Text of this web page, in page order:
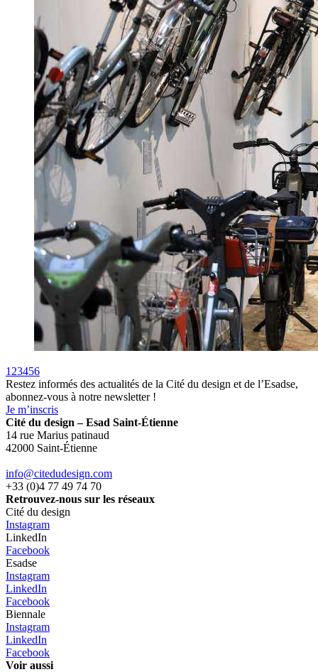
1 23456
Restez informés des actualités de la Cité du design et de l’Esadse,
abonnez-vous à notre newsletter !
Je m’inscris
Cité du design – Esad Saint-Étienne
14 rue Marius patinaud
42000 Saint-Étienne
info@citedudesign.com
+33 (0)4 77 49 74 70
Retrouvez-nous sur les réseaux
Cité du design
Instagram
LinkedIn
Facebook
Esadse
Instagram
LinkedIn
Facebook
Biennale
Instagram
LinkedIn
Facebook
Voir aussi